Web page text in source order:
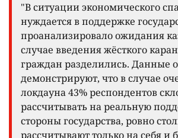
"В ситуации экономического
нуждается в поддержке
проанализировало ожидания
случае введения жёсткого
граждан разделились. Данные
демонстрируют, что в случае
локдауна 43% респондентов
рассчитывать на реальную
стороны государства, ровно
рассчитывают только на себя и